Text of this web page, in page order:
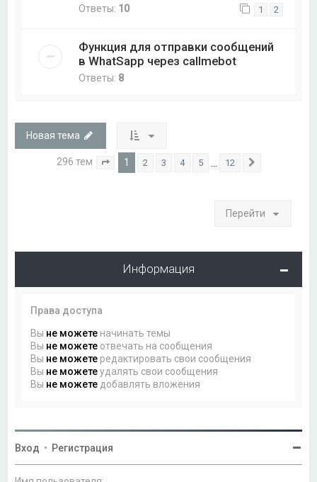
Ответы: 10 1 2
Функция для отправки сообщений
в WhatSapp через callmebot
Ответы: 8
Новая тема
296 тем Страница из 12
1 2 3 4 5 12
Перейти
Информация
Права доступа
Вы не можете начинать темы
Вы не можете отвечать на сообщения
Вы не можете редактировать свои сообщения
Вы не можетеудалять свои сообщения
Вы не можете добавлять вложения
Вход • Регистрация